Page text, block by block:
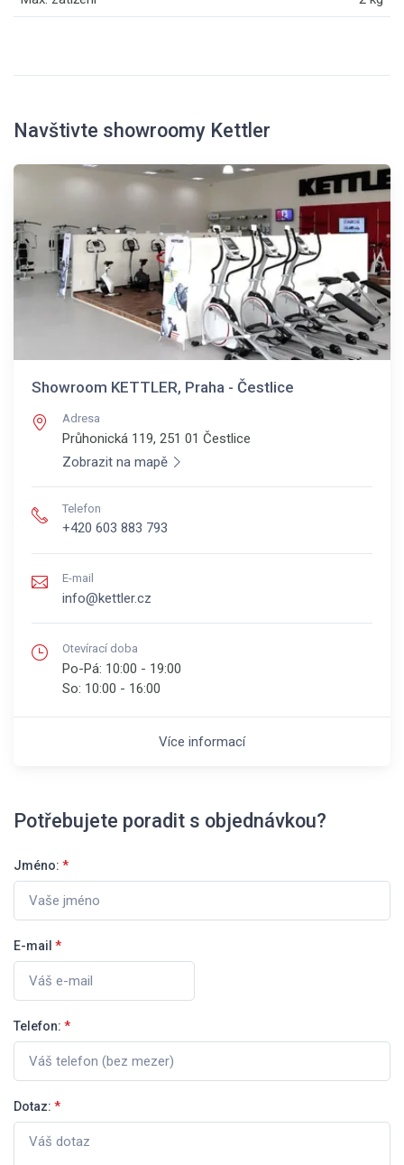
Navštivte showroomy Kettler
Showroom KETTLER, Praha - Čestlice
Adresa
Průhonická 119, 251 01 Čestlice
Zobrazit na mapě
Telefon
+420 603 883 793
E-mail
info@kettler.cz
Otevírací doba
Po-Pá: 10:00 - 19:00
So: 10:00 - 16:00
Více informací
Potřebujete poradit s objednávkou?
Jméno: *
E-mail *
Telefon: *
Dotaz: *